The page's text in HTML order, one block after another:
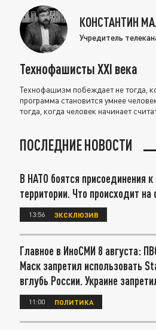
КОНСТАНТИН
Учредитель
Технофашисты XXI века
Технофашизм побеждает не тогда,
программа становится умнее
тогда, когда человек начинает
ПОСЛЕДНИЕ НОВОСТИ
В НАТО боятся присоединения к
территории. Что происходит
13:56 ЭКСКЛЮЗИВ
Главное в ИноСМИ 8 августа:
Маск запретил использовать
вглубь России. Украине
11:00 ПОЛИТИКА